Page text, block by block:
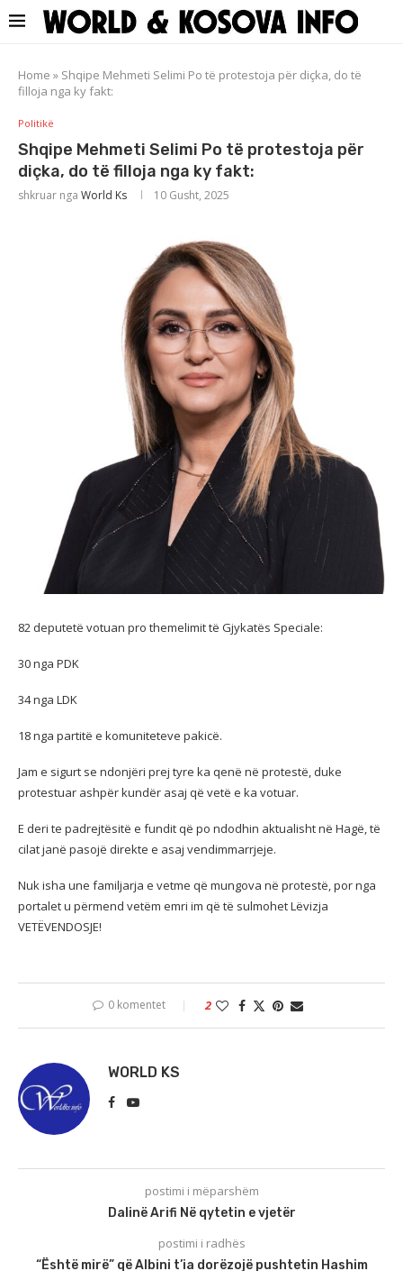
Home » Shqipe Mehmeti Selimi Po të protestoja për diçka, do të
filloja nga ky fakt:
Politikë
Shqipe Mehmeti Selimi Po të protestoja për
diçka, do të filloja nga ky fakt:
shkruar nga World Ks 10 Gusht, 2025
82 deputetë votuan pro themelimit të Gjykatës Speciale:
30 nga PDK
34 nga LDK
18nga partitë e komuniteteve pakicë.
Jam e sigurt se ndonjëri prej tyre ka qenë në protestë, duke
protestuar ashpër kundër asaj që vetë e ka votuar.
E deri te padrejtësitë e fundit që po ndodhin aktualisht në Hagë, të
cilat janë pasojë direkte e asaj vendimmarrjeje.
Nuk isha une familjarja e vetme që mungova në protestë, por nga
portalet u përmend vetëm emri im që të sulmohet Lëvizja
VETËVENDOSJE!
0 komentet 2
WORLD KS
postimi i mëparshëm
Dalinë Arifi Në qytetin e vjetër
postimi i radhës
“Është mirë” që Albini t’ia dorëzojë pushtetin Hashim